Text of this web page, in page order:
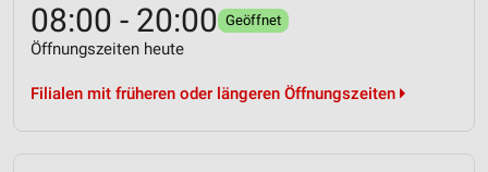
08:00 - 20:00 Geöffnet
Öffnungszeiten heute
Filialen mit früheren oder längeren Öffnungszeiten